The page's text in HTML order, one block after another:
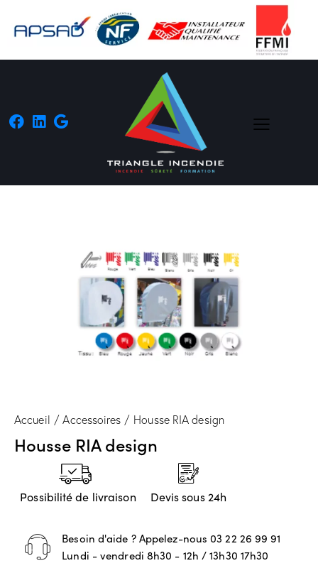
Accueil Accessoires Housse RIA design
Housse RIA design
Possibilité de livraison Devis sous 24h
Besoin d'aide ? Appelez-nous03 22 26 99 91
Lundi - vendredi 8h30 - 12h / 13h30 17h30